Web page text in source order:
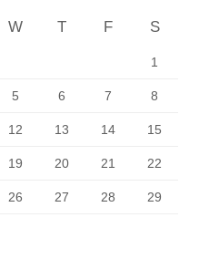
W T F S
1
5 6 7 8
12 13 14 15
19 20 21 22
26 27 28 29